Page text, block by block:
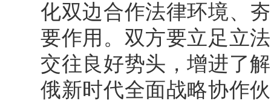
化双边合作法律环境、
要作用。双方要立足立
交往良好势头，增进了
俄新时代全面战略协作